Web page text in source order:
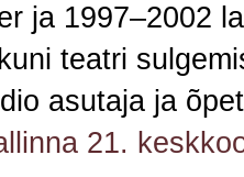
ja 1997–2002
teatri
asutaja ja
21.